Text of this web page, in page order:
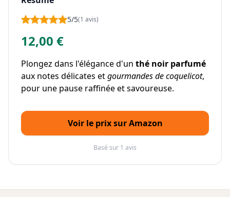
5/5(1 avis)
12,00 €
Plongez dans l'élégance d'un thé noir parfumé
aux notes délicates etgourmandes de coquelicot,
pour une pause raffinée et savoureuse.
Voir le prix sur Amazon
Basé sur 1 avis